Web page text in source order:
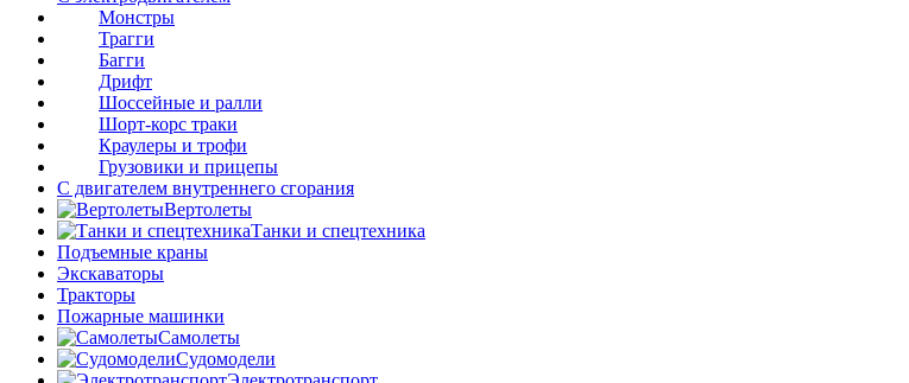
Монстры
Трагги
Багги
Дрифт
Шоссейные и ралли
Шорт-корс траки
Краулеры и трофи
Грузовики и прицепы
С двигателем внутреннего сгорания
Вертолеты
Танки и спецтехника
Подъемные краны
Экскаваторы
Тракторы
Пожарные машинки
Самолеты
Судомодели